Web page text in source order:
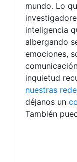
mundo. Lo
inteligencia
albergando
emociones,
inquietud
nuestras
déjanos un
También